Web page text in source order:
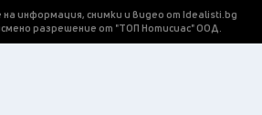
на информация, снимки и видео от Idealisti.bg
разрешение от "ТОП Нотисиас" ООД.